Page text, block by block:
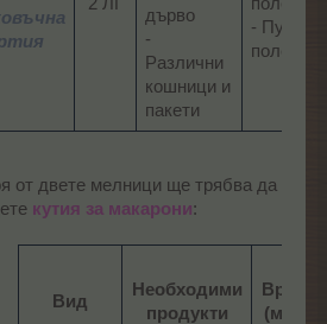
2 ЛГ
дърво
-
Различни
кошници и
пакети​
поле
- Пусто
поле​
от двете мелници ще трябва да
кутия за макарони:​
Вид
Необходими
продукти
Време
(мин.)